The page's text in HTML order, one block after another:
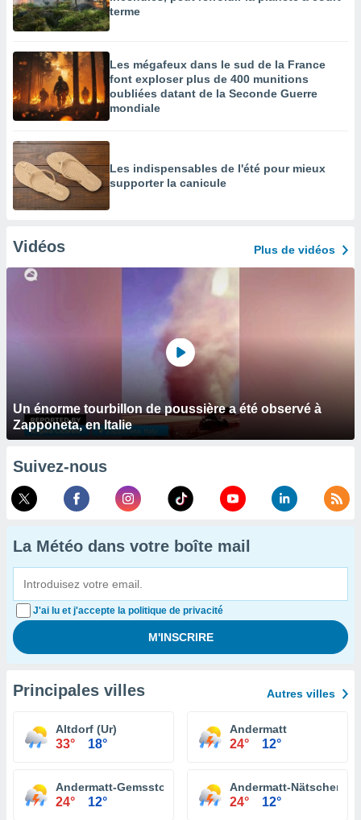
terme
Les mégafeux dans le sud de la France
font exploser plus de 400 munitions
oubliées datant de la Seconde Guerre
mondiale
Les indispensables de l'été pour mieux
supporter la canicule
Vidéos Plus de vidéos
Un énorme tourbillon de poussière a été observé à
Zapponeta, en Italie
Suivez-nous
La Météo dans votre boîte mail
J'ai lu et j'accepte la politique de privacité
Principales villes Autres villes
Altdorf (Ur)
33° 18°
Andermatt
24° 12°
Andermatt-Gemsstock
24° 12°
Andermatt-Nätschen
24° 12°